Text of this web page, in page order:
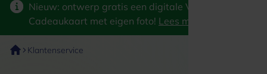
Nieuw: ontwerp gratis een digitale VVV
Cadeaukaart met eigen foto! Lees meer
Klantenservice